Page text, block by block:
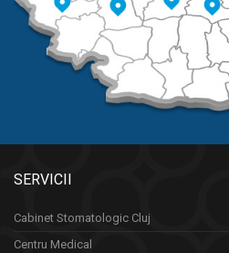
SERVICII
Cabinet Stomatologic Cluj
Centru Medical